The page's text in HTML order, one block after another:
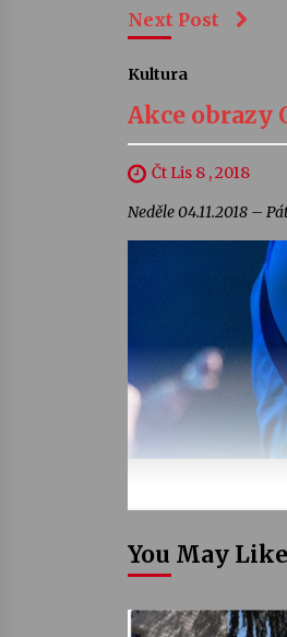
Next Post
Kultura
Akce obrazy
Čt Lis 8 , 2018
Neděle 04.11.2018 –
You May Like